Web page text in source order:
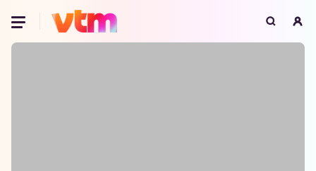
Oeps, browser niet ondersteund